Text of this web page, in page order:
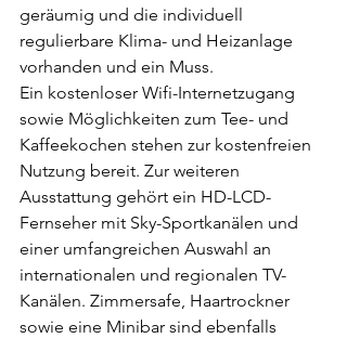
geräumig und die individuell
regulierbare Klima- und Heizanlage
vorhanden und ein Muss.
Ein kostenloser Wifi-Internetzugang
sowie Möglichkeiten zum Tee- und
Kaffeekochen stehen zur kostenfreien
Nutzung bereit. Zur weiteren
Ausstattung gehört ein HD-LCD-
Fernseher mit Sky-Sportkanälen und
einer umfangreichen Auswahl an
internationalen und regionalen TV-
Kanälen. Zimmersafe, Haartrockner
sowie eine Minibar sind ebenfalls